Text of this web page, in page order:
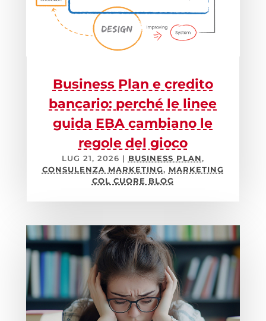
Business Plan e credito
bancario: perché le linee
guida EBA cambiano le
regole del gioco
LUG 21, 2026 | BUSINESS PLAN,
CONSULENZA MARKETING, MARKETING
COL CUORE BLOG